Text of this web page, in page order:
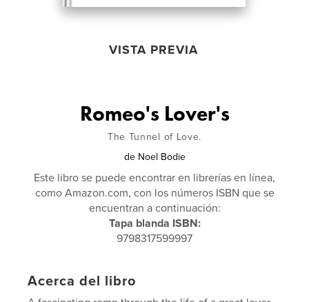
VISTA PREVIA
Romeo's Lover's
The Tunnel of Love.
de Noel Bodie
Este libro se puede encontrar en librerías en línea,
como Amazon.com, con los números ISBN que se
encuentran a continuación:
Tapa blanda ISBN:
9798317599997
Acerca del libro